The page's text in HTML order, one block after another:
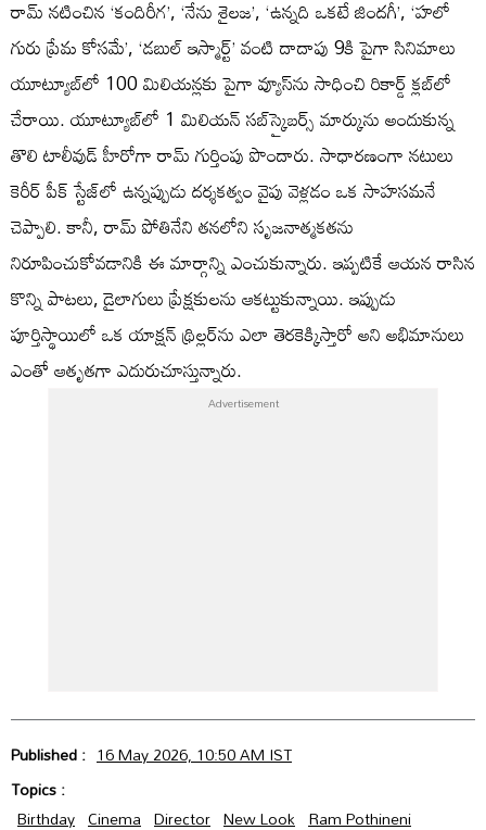
రామ్ నటించిన ‘కందిరీగ’, ‘నేను శైలజ’, ‘ఉన్నది ఒకటే జిందగీ’, ‘హలో
గురు ప్రేమ కోసమే’, ‘డబుల్ ఇస్మార్ట్’ వంటి దాదాపు 9కి పైగా సినిమాలు
యూట్యూబ్‌లో 100 మిలియన్లకు పైగా వ్యూస్‌ను సాధించి రికార్డ్ క్లబ్‌లో
చేరాయి. యూట్యూబ్‌లో 1 మిలియన్ సబ్‌స్క్రైబర్స్ మార్కును అందుకున్న
తొలి టాలీవుడ్ హీరోగా రామ్ గుర్తింపు పొందారు. సాధారణంగా నటులు
కెరీర్ పీక్ స్టేజ్‌లో ఉన్నప్పుడు దర్శకత్వం వైపు వెళ్లడం ఒక సాహసమనే
చెప్పాలి. కానీ, రామ్ పోతినేని తనలోని సృజనాత్మకతను
నిరూపించుకోవడానికి ఈ మార్గాన్ని ఎంచుకున్నారు. ఇప్పటికే ఆయన రాసిన
కొన్ని పాటలు, డైలాగులు ప్రేక్షకులను ఆకట్టుకున్నాయి. ఇప్పుడు
పూర్తిస్థాయిలో ఒక యాక్షన్ థ్రిల్లర్‌ను ఎలా తెరకెక్కిస్తారో అని అభిమానులు
ఎంతో ఆతృతగా ఎదురుచూస్తున్నారు.
Published : 16 May 2026, 10:50 AM IST
Topics :
Birthday Cinema Director New Look Ram Pothineni